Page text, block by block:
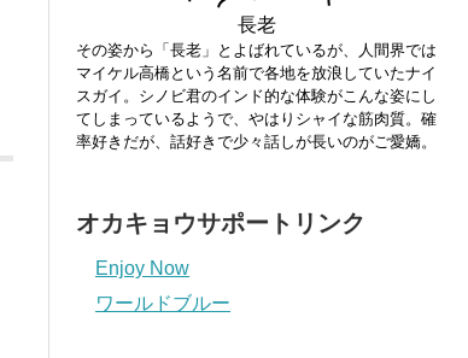
長老
その姿から「長老」とよばれているが、人間界では
マイケル高橋という名前で各地を放浪していたナイ
スガイ。シノビ君のインド的な体験がこんな姿にし
てしまっているようで、やはりシャイな筋肉質。確
率好きだが、話好きで少々話しが長いのがご愛嬌。
オカキョウサポートリンク
Enjoy Now
ワールドブルー